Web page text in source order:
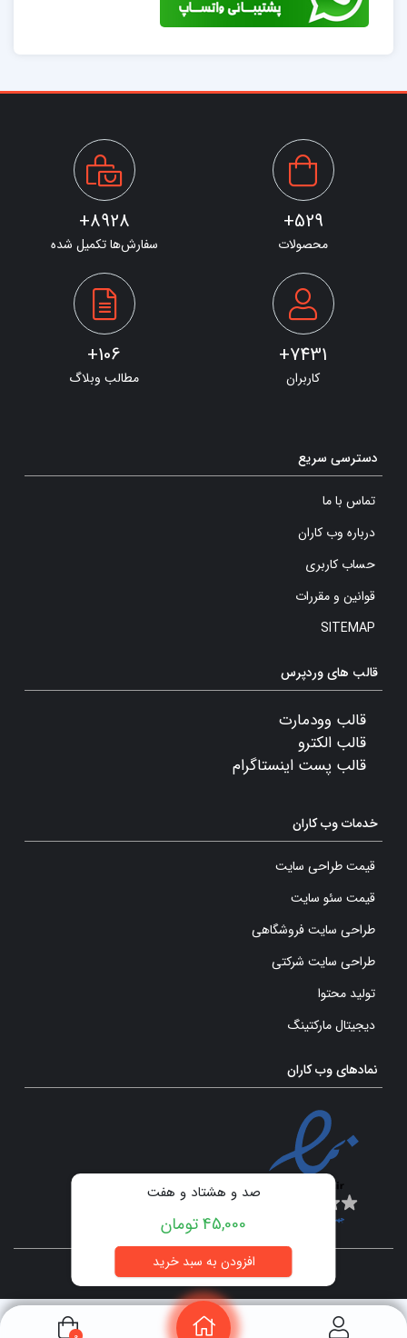
529+
محصولات
8928+
سفارش‌ها تکمیل شده
7431+
کاربران
106+
مطالب وبلاگ
دسترسی سریع
تماس با ما
درباره وب کاران
حساب کاربری
قوانین و مقررات
SITEMAP
قالب های وردپرس
قالب وودمارت
قالب الکترو
قالب پست اینستاگرام
خدمات وب کاران
قیمت طراحی سایت
قیمت سئو سایت
طراحی سایت فروشگاهی
طراحی سایت شرکتی
تولید محتوا
دیجیتال مارکتینگ
نمادهای وب کاران
تمامی حقوق برای سایت وب کاران محفوظ است.
صد و هشتاد و هفت
45,000 تومان